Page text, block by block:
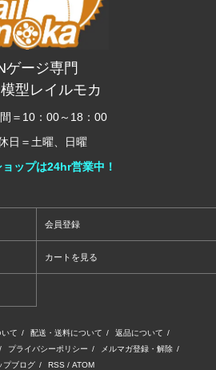
ゲージ専門
型レイルモカ
＝10：00～18：00
日＝土曜、日曜
ップは24hr営業中！
会員登録
カートを見る
て / 配送・送料について / 返品について /
/ プライバシーポリシー / メルマガ登録・解除 /
プブログ / RSS / ATOM